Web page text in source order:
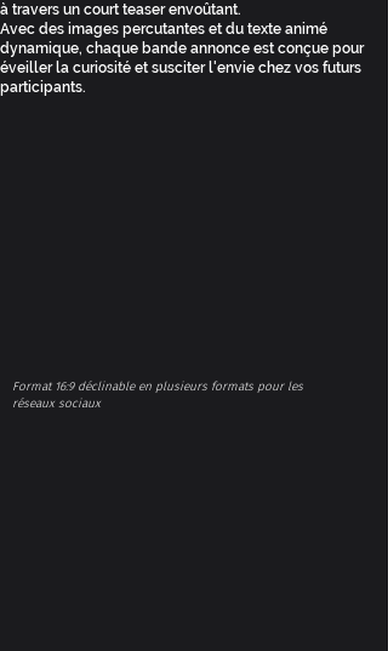
à travers un court teaser envoûtant.
Avec des images percutantes et du texte animé
dynamique, chaque bande annonce est conçue pour
éveiller la curiosité et susciter l'envie chez vos futurs
participants.
Format 16:9 déclinable en plusieurs formats pour les
réseaux sociaux